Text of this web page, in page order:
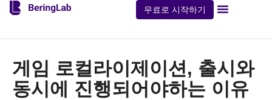
무료로 시작하기
게임 로컬라이제이션, 출시와
동시에 진행되어야하는 이유